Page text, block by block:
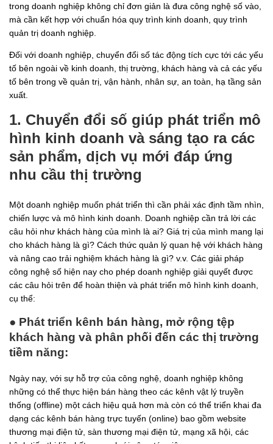
trong doanh nghiệp không chỉ đơn giản là đưa công nghệ số vào,
mà cần kết hợp với chuẩn hóa quy trình kinh doanh, quy trình
quản trị doanh nghiệp.
Đối với doanh nghiệp, chuyển đổi số tác động tích cực tới các yếu
tố bên ngoài về kinh doanh, thị trường, khách hàng và cả các yếu
tố bên trong về quản trị, vận hành, nhân sự, an toàn, hạ tầng sản
xuất.
1. Chuyển đổi số giúp phát triển mô
hình kinh doanh và sáng tạo ra các
sản phẩm, dịch vụ mới đáp ứng
nhu cầu thị trường
Một doanh nghiệp muốn phát triển thì cần phải xác định tầm nhìn,
chiến lược và mô hình kinh doanh. Doanh nghiệp cần trả lời các
câu hỏi như khách hàng của mình là ai? Giá trị của mình mang lại
cho khách hàng là gì? Cách thức quản lý quan hệ với khách hàng
và nâng cao trải nghiệm khách hàng là gì? v.v. Các giải pháp
công nghệ số hiện nay cho phép doanh nghiệp giải quyết được
các câu hỏi trên để hoàn thiện và phát triển mô hình kinh doanh,
cụ thể:
● Phát triển kênh bán hàng, mở rộng tệp
khách hàng và phân phối đến các thị trường
tiềm năng:
Ngày nay, với sự hỗ trợ của công nghệ, doanh nghiệp không
những có thể thực hiện bán hàng theo các kênh vật lý truyền
thống (offline) một cách hiệu quả hơn mà còn có thể triển khai đa
dạng các kênh bán hàng trực tuyến (online) bao gồm website
thương mại điện tử, sàn thương mại điện tử, mạng xã hội, các